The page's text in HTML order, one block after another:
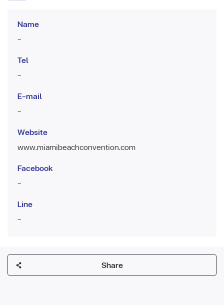
Name
-
Tel
-
E-mail
-
Website
www.miamibeachconvention.com
Facebook
-
Line
-
Share